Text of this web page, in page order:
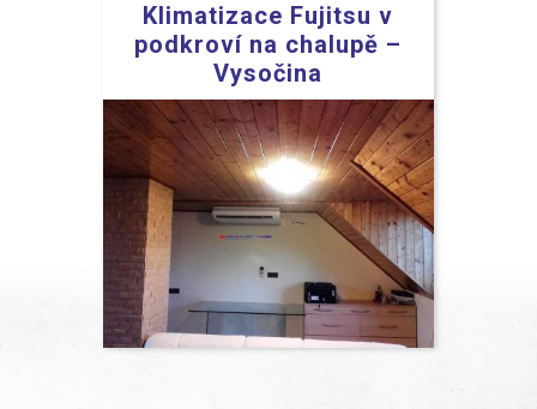
Klimatizace Fujitsu v
podkroví na chalupě –
Vysočina